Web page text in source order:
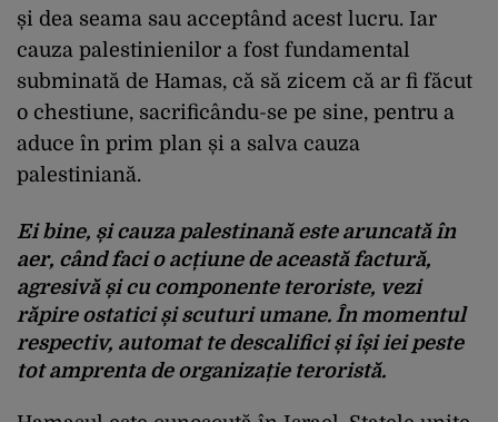
și dea seama sau acceptând acest lucru. Iar
cauza palestinienilor a fost fundamental
subminată de Hamas, că să zicem că ar fi făcut
o chestiune, sacrificându-se pe sine, pentru a
aduce în prim plan și a salva cauza
palestiniană.
Ei bine, și cauza palestinană este aruncată în
aer, când faci o acțiune de această factură,
agresivă și cu componente teroriste, vezi
răpire ostatici și scuturi umane. În momentul
respectiv, automat te descalifici și își iei peste
tot amprenta de organizație teroristă.